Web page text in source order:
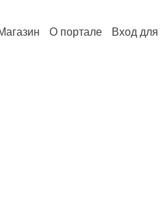
О портале Вход для